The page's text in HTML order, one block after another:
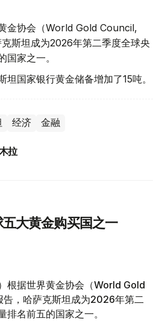
金协会（World Gold Council,
斯坦成为2026年第二季度全球央
国家之一。
国家银行黄金储备增加了15吨。
经济 金融
拉
大黄金购买国之一
根据世界黄金协会（World Gold
，哈萨克斯坦成为2026年第二
名前五的国家之一。